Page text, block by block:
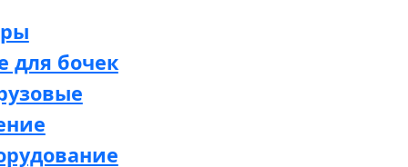
для бочек